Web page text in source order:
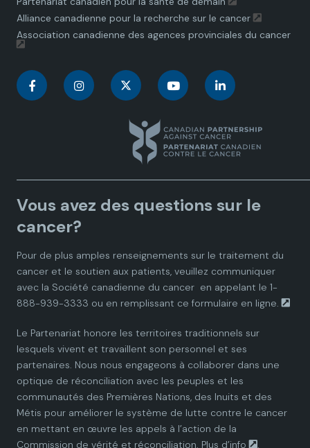
Alliance canadienne pour la recherche sur le cancer
Association canadienne des agences provinciales du cancer
C
a
d
a
n
P
a
r
t
C
a
d
a
n
P
a
r
t
n
a
d
a
n
P
a
r
t
C
n
a
d
a
n
P
a
r
t
C
n
a
d
a
n
P
a
r
t
Vous avez des questions sur le
cancer?
Pour de plus amples renseignements sur le traitement du
cancer et le soutien aux patients, veuillez communiquer
avec la Société canadienne du cancer en appelant le 1-
888-939-3333 ou en remplissant ce formulaire en ligne.
Le Partenariat honore les territoires traditionnels sur
lesquels vivent et travaillent son personnel et ses
partenaires. Nous nous engageons à collaborer dans une
optique de réconciliation avec les peuples et les
communautés des Premières Nations, des Inuits et des
Métis pour améliorer le système de lutte contre le cancer
en mettant en œuvre les appels à l’action de la
Commission de vérité et réconciliation. Plus d’info .